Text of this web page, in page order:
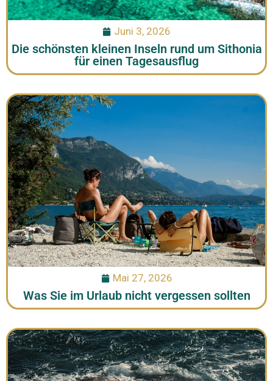
Juni 3, 2026
Die schönsten kleinen Inseln rund um Sithonia
für einen Tagesausflug
Mai 27, 2026
Was Sie im Urlaub nicht vergessen sollten